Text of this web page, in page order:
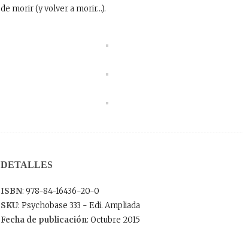
de morir (y volver a morir…).
DETALLES
ISBN: 978-84-16436-20-0
SKU: Psychobase 333 - Edi. Ampliada
Fecha de publicación: Octubre 2015